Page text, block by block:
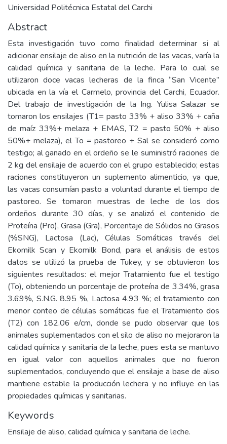
Universidad Politécnica Estatal del Carchi
Abstract
Esta investigación tuvo como finalidad determinar si al
adicionar ensilaje de aliso en la nutrición de las vacas, varía la
calidad química y sanitaria de la leche. Para lo cual se
utilizaron doce vacas lecheras de la finca “San Vicente”
ubicada en la vía el Carmelo, provincia del Carchi, Ecuador.
Del trabajo de investigación de la Ing. Yulisa Salazar se
tomaron los ensilajes (T1= pasto 33% + aliso 33% + caña
de maíz 33%+ melaza + EMAS, T2 = pasto 50% + aliso
50%+ melaza), el To = pastoreo + Sal se consideró como
testigo; al ganado en el ordeño se le suministró raciones de
2 kg del ensilaje de acuerdo con el grupo establecido; estas
raciones constituyeron un suplemento alimenticio, ya que,
las vacas consumían pasto a voluntad durante el tiempo de
pastoreo. Se tomaron muestras de leche de los dos
ordeños durante 30 días, y se analizó el contenido de
Proteína (Pro), Grasa (Gra), Porcentaje de Sólidos no Grasos
(%SNG), Lactosa (Lac), Células Somáticas través del
Ekomilk Scan y Ekomilk Bond, para el análisis de estos
datos se utilizó la prueba de Tukey, y se obtuvieron los
siguientes resultados: el mejor Tratamiento fue el testigo
(To), obteniendo un porcentaje de proteína de 3.34%, grasa
3.69%, S.N.G. 8.95 %, Lactosa 4.93 %; el tratamiento con
menor conteo de células somáticas fue el Tratamiento dos
(T2) con 182.06 e/cm, donde se pudo observar que los
animales suplementados con el silo de aliso no mejoraron la
calidad química y sanitaria de la leche, pues esta se mantuvo
en igual valor con aquellos animales que no fueron
suplementados, concluyendo que el ensilaje a base de aliso
mantiene estable la producción lechera y no influye en las
propiedades químicas y sanitarias.
Keywords
Ensilaje de aliso, calidad química y sanitaria de leche.